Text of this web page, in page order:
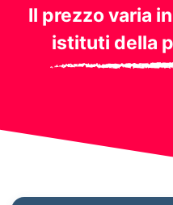
Il prezzo varia
istituti della